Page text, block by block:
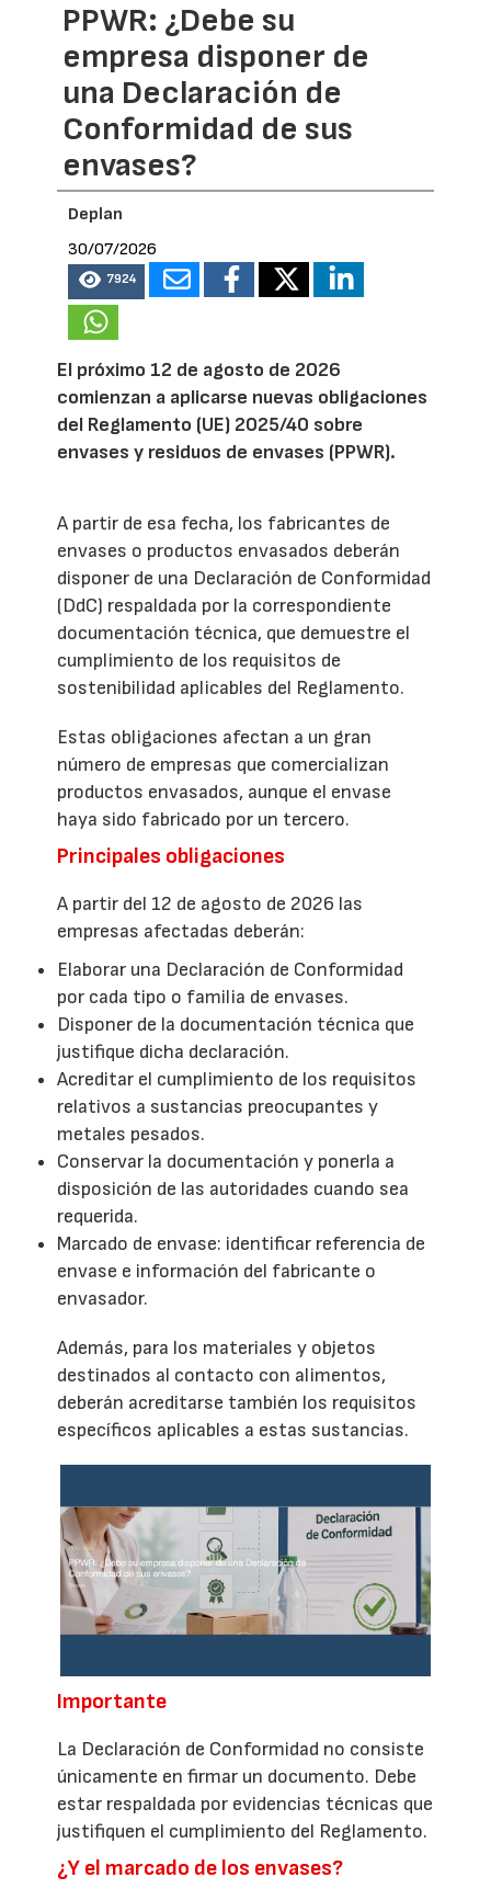
PPWR: ¿Debe su
empresa disponer de
una Declaración de
Conformidad de sus
envases?
Deplan
30/07/2026
7924
El próximo 12 de agosto de 2026
comienzan a aplicarse nuevas obligaciones
del Reglamento (UE) 2025/40 sobre
envases y residuos de envases (PPWR).
A partir de esa fecha, los fabricantes de
envases o productos envasados deberán
disponer de una Declaración de Conformidad
(DdC) respaldada por la correspondiente
documentación técnica, que demuestre el
cumplimiento de los requisitos de
sostenibilidad aplicables del Reglamento.
Estas obligaciones afectan a un gran
número de empresas que comercializan
productos envasados, aunque el envase
haya sido fabricado por un tercero.
Principales obligaciones
A partir del 12 de agosto de 2026 las
empresas afectadas deberán:
Elaborar una Declaración de Conformidad
por cada tipo o familia de envases.
Disponer de la documentación técnica que
justifique dicha declaración.
Acreditar el cumplimiento de los requisitos
relativos a sustancias preocupantes y
metales pesados.
Conservar la documentación y ponerla a
disposición de las autoridades cuando sea
requerida.
Marcado de envase: identificar referencia de
envase e información del fabricante o
envasador.
Además, para los materiales y objetos
destinados al contacto con alimentos,
deberán acreditarse también los requisitos
específicos aplicables a estas sustancias.
Importante
La Declaración de Conformidad no consiste
únicamente en firmar un documento. Debe
estar respaldada por evidencias técnicas que
justifiquen el cumplimiento del Reglamento.
¿Y el marcado de los envases?